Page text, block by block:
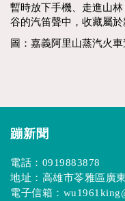
暫時放下手機、走進山
谷的汽笛聲中，收藏屬於
圖：嘉義阿里山蒸汽火
蹦新聞
電話： 0919883878
地址：高雄市苓雅區廣
電子信箱：